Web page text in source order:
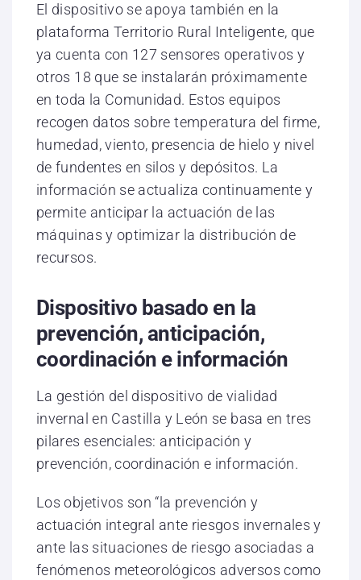
El dispositivo se apoya también en la
plataforma Territorio Rural Inteligente, que
ya cuenta con 127 sensores operativos y
otros 18 que se instalarán próximamente
en toda la Comunidad. Estos equipos
recogen datos sobre temperatura del firme,
humedad, viento, presencia de hielo y nivel
de fundentes en silos y depósitos. La
información se actualiza continuamente y
permite anticipar la actuación de las
máquinas y optimizar la distribución de
recursos.
Dispositivo basado en la
prevención, anticipación,
coordinación e información
La gestión del dispositivo de vialidad
invernal en Castilla y León se basa en tres
pilares esenciales: anticipación y
prevención, coordinación e información.
Los objetivos son “la prevención y
actuación integral ante riesgos invernales y
ante las situaciones de riesgo asociadas a
fenómenos meteorológicos adversos como